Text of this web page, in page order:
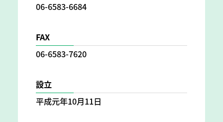
06-6583-6684
FAX
06-6583-7620
設立
平成元年10月11日